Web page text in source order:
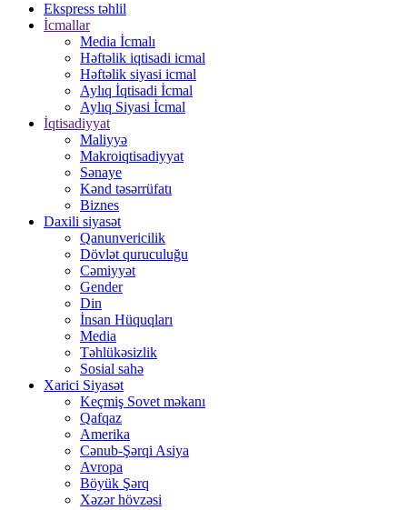
Ekspress təhlil
İcmallar
Media İcmalı
Həftəlik iqtisadi icmal
Həftəlik siyasi icmal
Aylıq İqtisadi İcmal
Aylıq Siyasi İcmal
İqtisadiyyat
Maliyyə
Makroiqtisadiyyat
Sənaye
Kənd təsərrüfatı
Biznes
Daxili siyasət
Qanunvericilik
Dövlət quruculuğu
Cəmiyyət
Gender
Din
İnsan Hüquqları
Media
Təhlükəsizlik
Sosial sahə
Xarici Siyasət
Keçmiş Sovet məkanı
Qafqaz
Amerika
Cənub-Şərqi Asiya
Avropa
Böyük Şərq
Xəzər hövzəsi